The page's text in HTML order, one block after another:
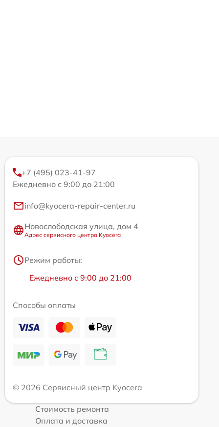
+7 (495) 023-41-97
Ежедневно с 9:00 до 21:00
info@kyocera-repair-center.ru
Новослободская улица, дом 4
Адрес сервисного центра Kyocera
Режим работы:
Ежедневно с 9:00 до 21:00
Способы оплаты
© 2026 Сервисный центр Kyocera
Стоимость ремонта
Оплата и доставка